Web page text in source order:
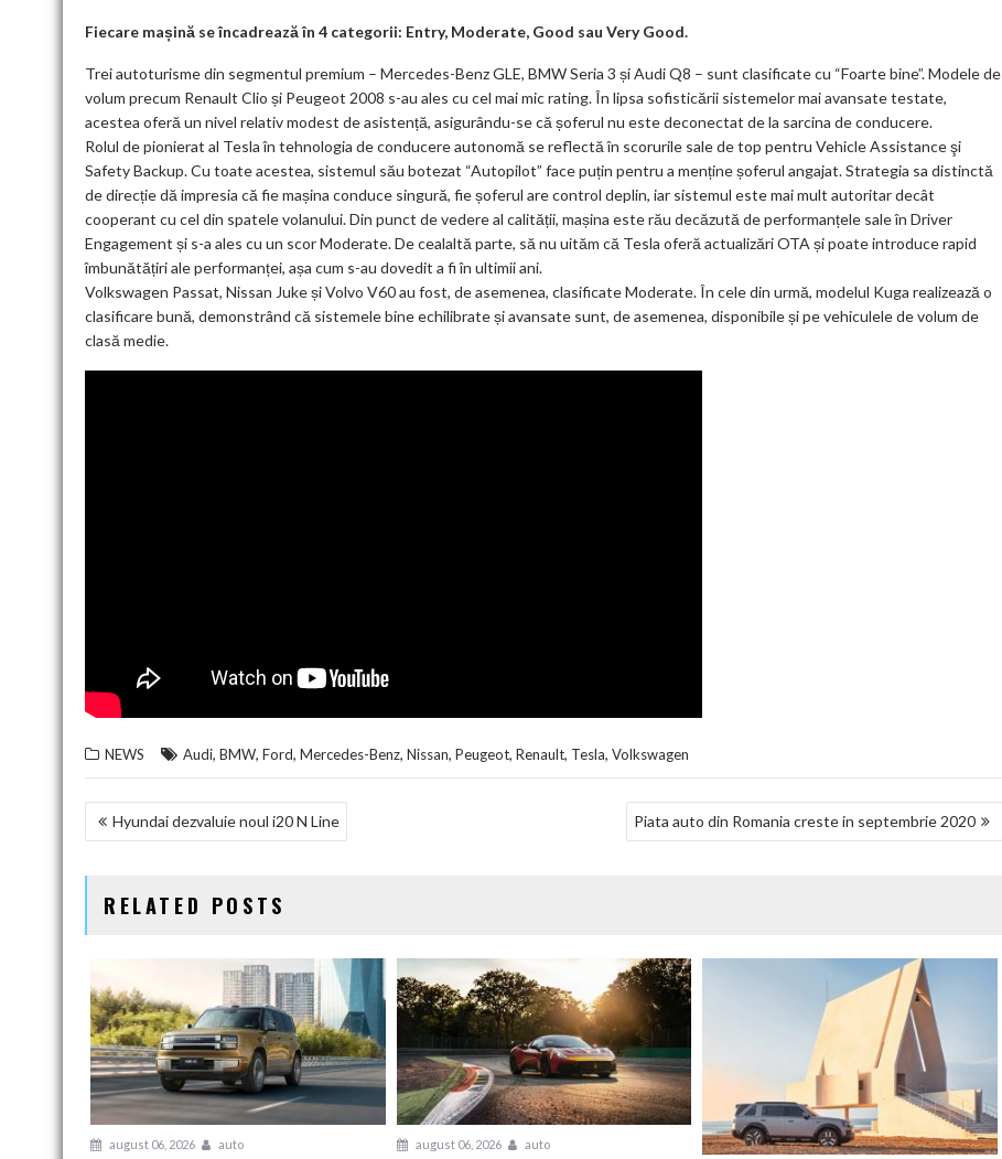
Fiecare mașină se încadrează în 4 categorii: Entry, Moderate, Good sau Very Good.
Trei autoturisme din segmentul premium – Mercedes-Benz GLE, BMW Seria 3 și Audi Q8 – sunt clasificate cu “Foarte bine”. Modele de
volum precum Renault Clio și Peugeot 2008 s-au ales cu cel mai mic rating. În lipsa sofisticării sistemelor mai avansate testate,
acestea oferă un nivel relativ modest de asistență, asigurându-se că șoferul nu este deconectat de la sarcina de conducere.
Rolul de pionierat al Tesla în tehnologia de conducere autonomă se reflectă în scorurile sale de top pentru Vehicle Assistance şi
Safety Backup. Cu toate acestea, sistemul său botezat “Autopilot” face puțin pentru a menține șoferul angajat. Strategia sa distinctă
de direcție dă impresia că fie mașina conduce singură, fie șoferul are control deplin, iar sistemul este mai mult autoritar decât
cooperant cu cel din spatele volanului. Din punct de vedere al calității, mașina este rău decăzută de performanțele sale în Driver
Engagement și s-a ales cu un scor Moderate. De cealaltă parte, să nu uităm că Tesla oferă actualizări OTA și poate introduce rapid
îmbunătățiri ale performanței, așa cum s-au dovedit a fi în ultimii ani.
Volkswagen Passat, Nissan Juke și Volvo V60 au fost, de asemenea, clasificate Moderate. În cele din urmă, modelul Kuga realizează o
clasificare bună, demonstrând că sistemele bine echilibrate și avansate sunt, de asemenea, disponibile și pe vehiculele de volum de
clasă medie.
NEWS Audi, BMW, Ford, Mercedes-Benz, Nissan, Peugeot, Renault, Tesla, Volkswagen
NAVIGARE
ARTICOLE
Hyundai dezvaluie noul i20 N Line Piata auto din Romania creste in septembrie 2020
RELATED POSTS
august 06, 2026
auto
august 06, 2026
auto